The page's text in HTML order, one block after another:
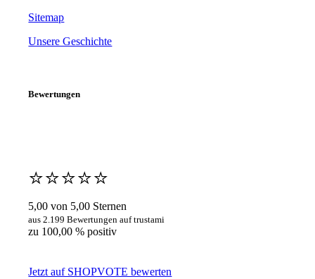
Sitemap
Unsere Geschichte
Bewertungen
⭐️⭐️⭐️⭐️⭐️
5,00 von 5,00 Sternen
aus 2.199 Bewertungen auf trustami
zu 100,00 % positiv
Jetzt auf SHOPVOTE bewerten